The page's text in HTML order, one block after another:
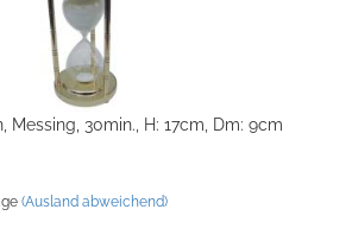
Messing, 30min., H: 17cm, Dm: 9cm
(Ausland abweichend)